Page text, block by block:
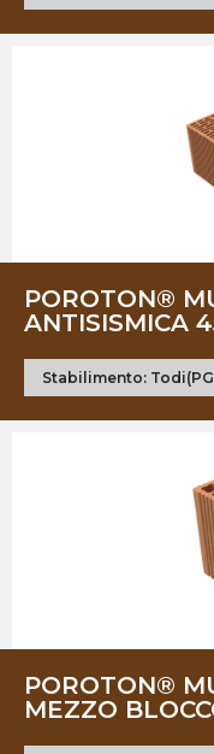
POROTON®
ANTISISMICA
Stabilimento:
POROTON®
MEZZO